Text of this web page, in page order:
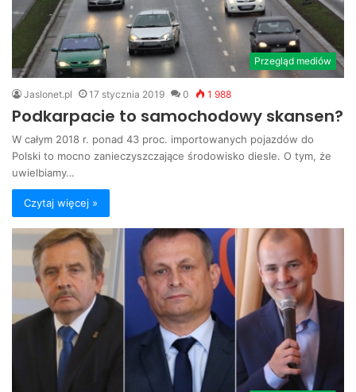
Przegląd mediów
Jaslonet.pl 17 stycznia 2019 0 1 988
Podkarpacie to samochodowy skansen?
W całym 2018 r. ponad 43 proc. importowanych pojazdów do
Polski to mocno zanieczyszczające środowisko diesle. O tym, że
uwielbiamy…
Czytaj więcej »